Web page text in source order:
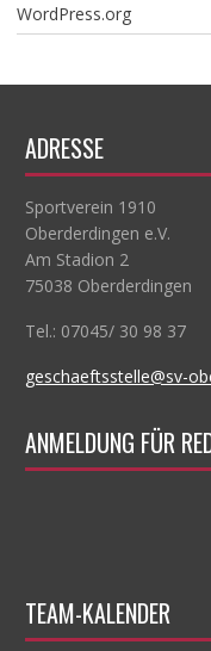
WordPress.org
ADRESSE
Sportverein 1910
Oberderdingen e.V.
Am Stadion 2
75038 Oberderdingen
Tel.: 07045/ 30 98 37
geschaeftsstelle@sv-
ANMELDUNG FÜR
TEAM-KALENDER